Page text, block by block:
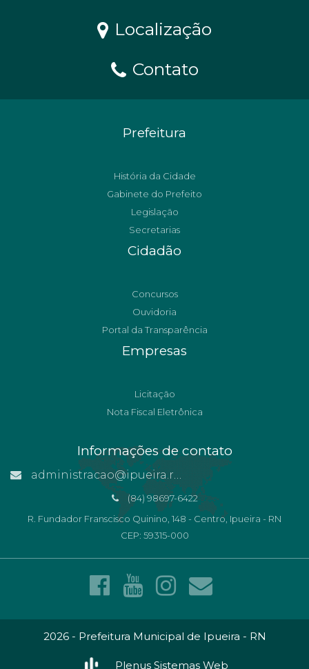
Localização
Contato
Prefeitura
História da Cidade
Gabinete do Prefeito
Legislação
Secretarias
Cidadão
Concursos
Ouvidoria
Portal da Transparência
Empresas
Licitação
Nota Fiscal Eletrônica
Informações de contato
administracao@ipueira.rn.gov.br
(84) 98697-6422
R. Fundador Franscisco Quinino, 148 - Centro, Ipueira - RN
CEP: 59315-000
2026 - Prefeitura Municipal de Ipueira - RN
Plenus Sistemas Web